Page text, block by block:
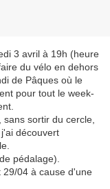
3 avril à 19h (heure
du vélo en dehors
de Pâques où le
pour tout le week-
sortir du cercle,
découvert
pédalage).
29/04 à cause d'une